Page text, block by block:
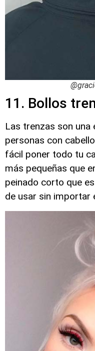
11. Bollos
Las trenzas son una
personas con
fácil poner todo tu
más pequeñas que
peinado corto que
de usar sin importar